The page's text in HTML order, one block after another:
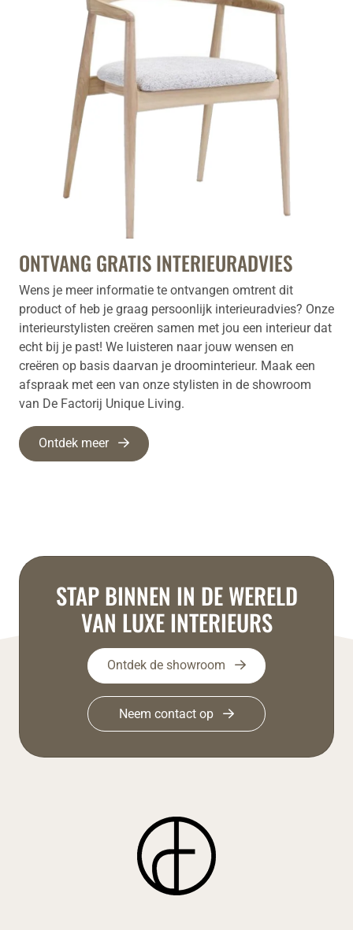
ONTVANG GRATIS INTERIEURADVIES
Wens je meer informatie te ontvangen omtrent dit
product of heb je graag persoonlijk interieuradvies? Onze
interieurstylisten creëren samen met jou een interieur dat
echt bij je past! We luisteren naar jouw wensen en
creëren op basis daarvan je droominterieur. Maak een
afspraak met een van onze stylisten in de showroom
van De Factorij Unique Living.
Ontdek meer
STAP BINNEN IN DE WERELD
VAN LUXE INTERIEURS
Ontdek de showroom
Neem contact op